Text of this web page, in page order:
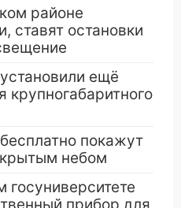
районе
ставят остановки
ещё
крупногабаритного
покажут
небом
госуниверситете
прибор для